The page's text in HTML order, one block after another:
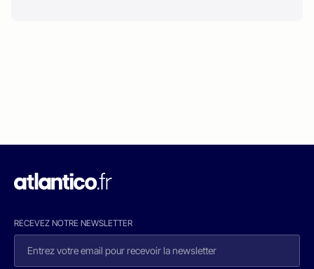
RECEVEZ NOTRE NEWSLETTER